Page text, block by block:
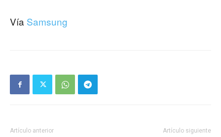
Vía Samsung
Artículo anterior Artículo siguiente